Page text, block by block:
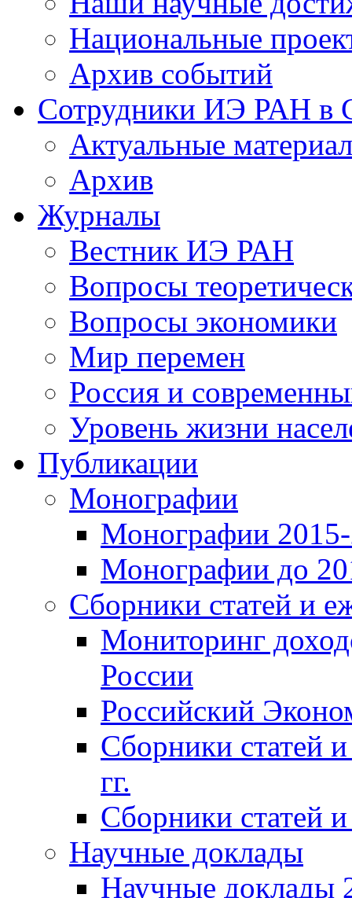
Национальные
Архив событий
Сотрудники ИЭ РАН
Актуальные
Архив
Журналы
Вестник ИЭ РАН
Вопросы
Вопросы экономики
Мир перемен
Россия и
Уровень жизни
Публикации
Монографии
Монографии 2015-
Монографии до
Сборники статей и
Мониторинг
России
Российский
Сборники статей
гг.
Сборники статей
Научные доклады
Научные доклады